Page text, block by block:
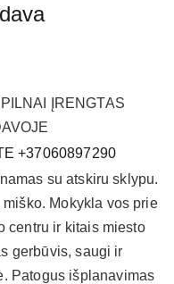
ĮRENGTAS
+37060897290
su atskiru sklypu.
Mokykla vos prie
centru ir kitais miesto
gerbūvis, saugi ir
Patogus išplanavimas